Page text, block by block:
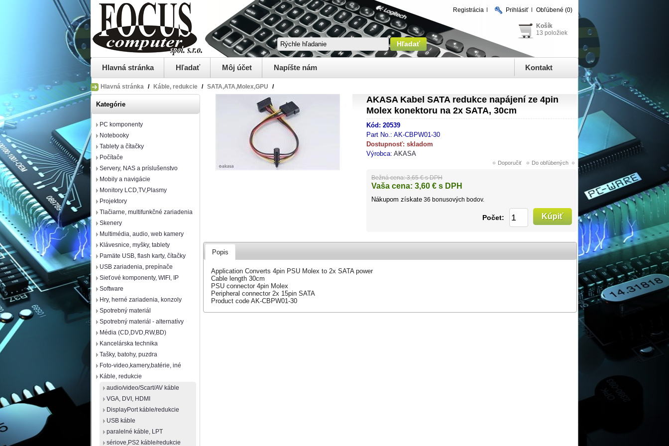
Registrácia Prihlásiť Obľúbené (0)
Košík
13 položiek
Hlavná stránka Hľadať Môj účet Napíšte nám Kontakt
Hlavná stránka / Káble, redukcie / SATA,ATA,Molex,GPU /
Kategórie
PC komponenty
Notebooky
Tablety a čítačky
Počítače
Servery, NAS a príslušenstvo
Mobily a navigácie
Monitory LCD,TV,Plasmy
Projektory
Tlačiarne, multifunkčné zariadenia
Skenery
Multimédia, audio, web kamery
Klávesnice, myšky, tablety
Pamäte USB, flash karty, čítačky
USB zariadenia, prepínače
Sieťové komponenty, WIFI, IP
Software
Hry, herné zariadenia, konzoly
Spotrebný materiál
Spotrebný materiál - alternatívy
Média (CD,DVD,RW,BD)
Kancelárska technika
Tašky, batohy, puzdra
Foto-video,kamery,batérie, iné
Káble, redukcie
audio/video/Scart/AV káble
VGA, DVI, HDMI
DisplayPort káble/redukcie
USB káble
paralelné káble, LPT
sériove,PS2 káble/redukcie
AKASA Kabel SATA redukce napájení ze 4pin
Molex konektoru na 2x SATA, 30cm
Kód: 20539
Part No.: AK-CBPW01-30
Dostupnosť: skladom
Výrobca: AKASA
Bežná cena: 3,65 € s DPH
Vaša cena: 3,60 € s DPH
Nákupom získate 36 bonusových bodov.
Počet:
Popis
Application Converts 4pin PSU Molex to 2x SATA power
Cable length 30cm
PSU connector 4pin Molex
Peripheral connector 2x 15pin SATA
Product code AK-CBPW01-30